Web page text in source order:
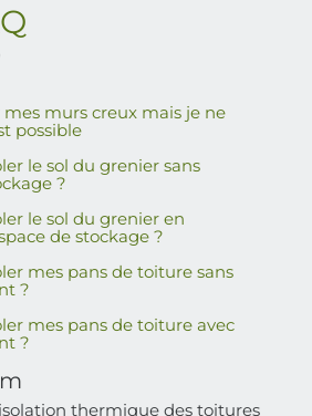
mes murs creux mais je ne
possible
le sol du grenier sans
?
le sol du grenier en
de stockage ?
mes pans de toiture sans
?
mes pans de toiture avec
?
thermique des toitures